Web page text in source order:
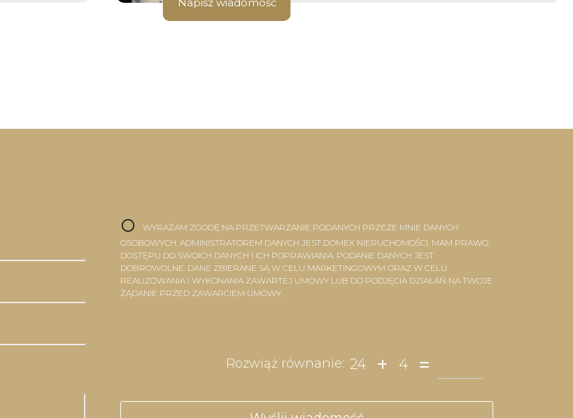
WYRAŻAM ZGODĘ NA PRZETWARZANIE PODANYCH PRZEZE MNIE DANYCH
OSOBOWYCH. ADMINISTRATOREM DANYCH JEST DOMEX NIERUCHOMOŚCI. MAM PRAWO
DOSTĘPU DO SWOICH DANYCH I ICH POPRAWIANIA. PODANIE DANYCH JEST
DOBROWOLNE. DANE ZBIERANE SĄ W CELU MARKETINGOWYM ORAZ W CELU
REALIZOWANIA I WYKONANIA ZAWARTEJ UMOWY LUB DO PODJĘCIA DZIAŁAŃ NA TWOJE
ŻĄDANIE PRZED ZAWARCIEM UMOWY.
Rozwiąż równanie: 24 4